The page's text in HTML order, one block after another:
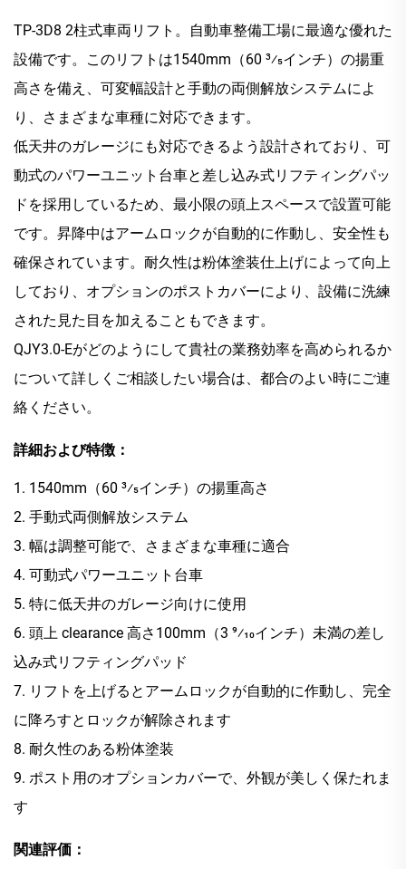
TP-3D8 2柱式車両リフト。自動車整備工場に最適な優れた
設備です。このリフトは1540mm（60 3⁄5インチ）の揚重
高さを備え、可変幅設計と手動の両側解放システムによ
り、さまざまな車種に対応できます。
低天井のガレージにも対応できるよう設計されており、可
動式のパワーユニット台車と差し込み式リフティングパッ
ドを採用しているため、最小限の頭上スペースで設置可能
です。昇降中はアームロックが自動的に作動し、安全性も
確保されています。耐久性は粉体塗装仕上げによって向上
しており、オプションのポストカバーにより、設備に洗練
された見た目を加えることもできます。
QJY3.0-Eがどのようにして貴社の業務効率を高められるか
について詳しくご相談したい場合は、都合のよい時にご連
絡ください。
詳細および特徴：
1. 1540mm（60 3⁄5インチ）の揚重高さ
2. 手動式両側解放システム
3. 幅は調整可能で、さまざまな車種に適合
4. 可動式パワーユニット台車
5. 特に低天井のガレージ向けに使用
6. 頭上 clearance 高さ100mm（3 9⁄10インチ）未満の差し
込み式リフティングパッド
7. リフトを上げるとアームロックが自動的に作動し、完全
に降ろすとロックが解除されます
8. 耐久性のある粉体塗装
9. ポスト用のオプションカバーで、外観が美しく保たれま
す
関連評価：